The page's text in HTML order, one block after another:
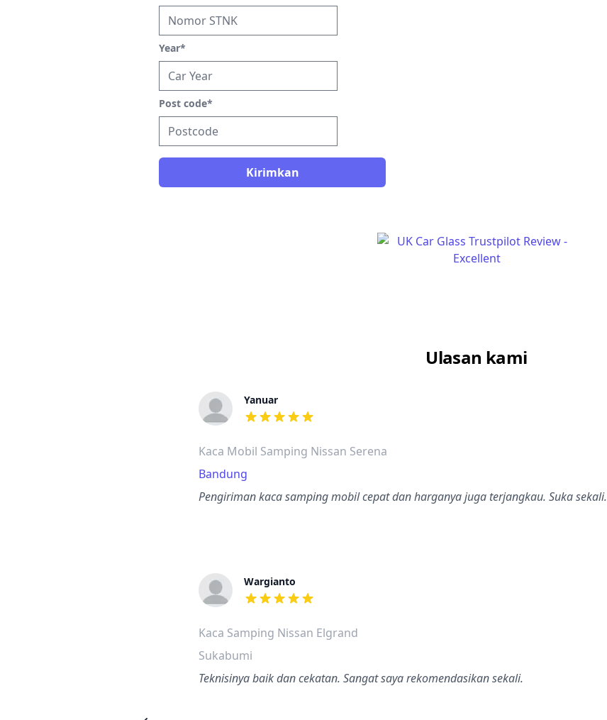
Year*
Post code*
Kirimkan
Ulasan kami
Yanuar
dari ulasan adalah bintang lima
Kaca Mobil Samping Nissan Serena
Bandung
Pengiriman kaca samping mobil cepat dan harganya juga terjangkau. Suka sekali.
Wargianto
dari ulasan adalah bintang lima
Kaca Samping Nissan Elgrand
Sukabumi
Teknisinya baik dan cekatan. Sangat saya rekomendasikan sekali.